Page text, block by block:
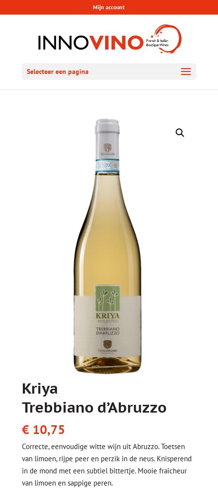
Mijn account
Selecteer een pagina
Kriya
Trebbiano d’Abruzzo
€10,75
Correcte, eenvoudige witte wijn uit Abruzzo.Toetsen
van limoen, rijpe peer en perzik in de neus. Knisperend
in de mond met een subtiel bittertje. Mooie fraîcheur
van limoen en sappige peren.